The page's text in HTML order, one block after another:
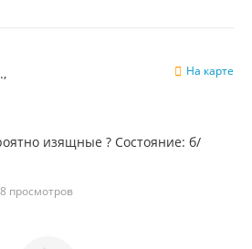
На карте
изящные ? Состояние: б/
просмотров